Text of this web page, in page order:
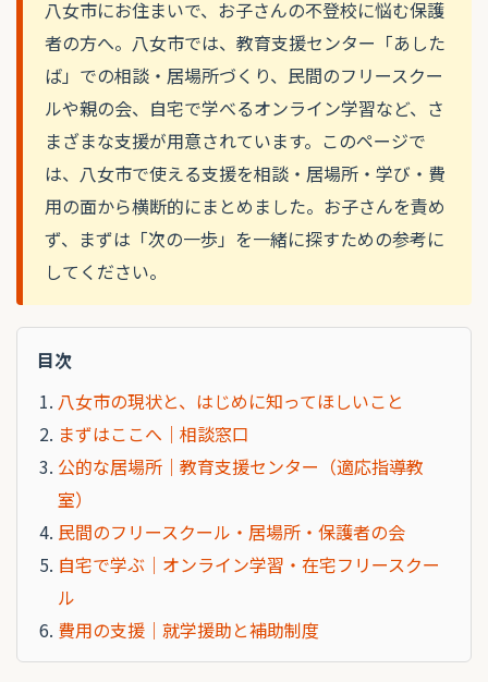
八女市にお住まいで、お子さんの不登校に悩む保護
者の方へ。八女市では、教育支援センター「あした
ば」での相談・居場所づくり、民間のフリースクー
ルや親の会、自宅で学べるオンライン学習など、さ
まざまな支援が用意されています。このページで
は、八女市で使える支援を相談・居場所・学び・費
用の面から横断的にまとめました。お子さんを責め
ず、まずは「次の一歩」を一緒に探すための参考に
してください。
目次
八女市の現状と、はじめに知ってほしいこと
まずはここへ｜相談窓口
公的な居場所｜教育支援センター（適応指導教
室）
民間のフリースクール・居場所・保護者の会
自宅で学ぶ｜オンライン学習・在宅フリースクー
ル
費用の支援｜就学援助と補助制度